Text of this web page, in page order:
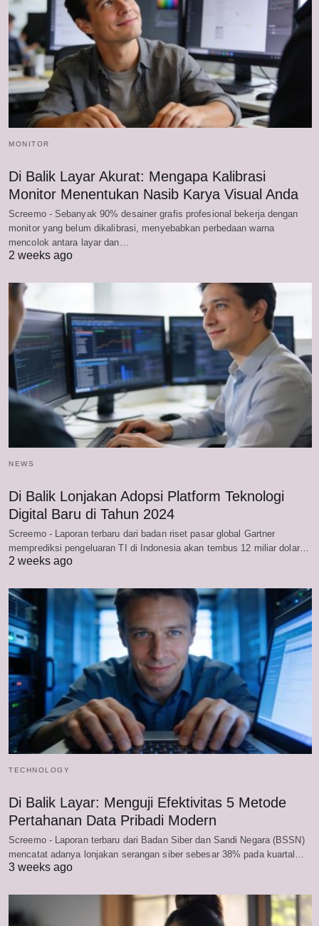
MONITOR
Di Balik Layar Akurat: Mengapa Kalibrasi
Monitor Menentukan Nasib Karya Visual Anda
Screemo - Sebanyak 90% desainer grafis profesional bekerja dengan
monitor yang belum dikalibrasi, menyebabkan perbedaan warna
mencolok antara layar dan…
2 weeks ago
NEWS
Di Balik Lonjakan Adopsi Platform Teknologi
Digital Baru di Tahun 2024
Screemo - Laporan terbaru dari badan riset pasar global Gartner
memprediksi pengeluaran TI di Indonesia akan tembus 12 miliar dolar…
2 weeks ago
TECHNOLOGY
Di Balik Layar: Menguji Efektivitas 5 Metode
Pertahanan Data Pribadi Modern
Screemo - Laporan terbaru dari Badan Siber dan Sandi Negara (BSSN)
mencatat adanya lonjakan serangan siber sebesar 38% pada kuartal…
3 weeks ago